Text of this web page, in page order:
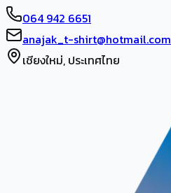
064 942 6651
anajak_t-shirt@hotmail.com
เชียงใหม่, ประเทศไทย